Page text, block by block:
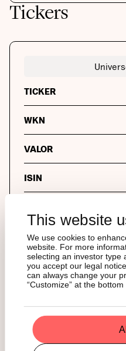
This website
We use cookies to
website. For more
selecting an investor type
you accept our legal
can always change your
“Customize” at the
Tickers
TICKER
WKN
VALOR
ISIN
REUTERS
BLOOMBERG
CURRENCY